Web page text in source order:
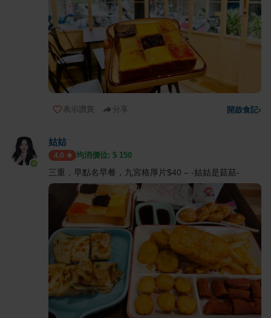
表示讚賞 分享 開啟食記›
姑姑
4.0 均消價位: $ 150
三重，早點名早餐，九宮格厚片$40 – -姑姑是菇菇-